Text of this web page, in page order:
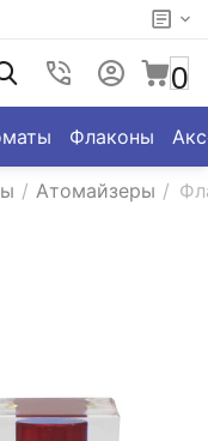
0
Флаконы
/ Атомайзеры /